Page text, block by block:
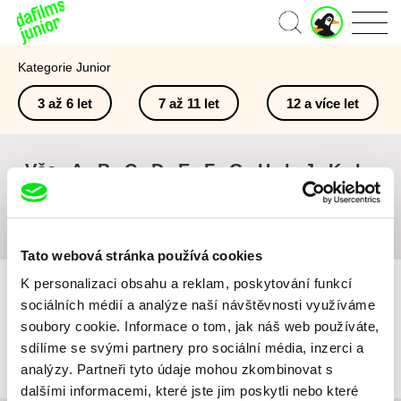
Tato webová stránka používá cookies
K personalizaci obsahu a reklam, poskytování funkcí
sociálních médií a analýze naší návštěvnosti využíváme
soubory cookie. Informace o tom, jak náš web používáte,
sdílíme se svými partnery pro sociální média, inzerci a
analýzy. Partneři tyto údaje mohou zkombinovat s
dalšími informacemi, které jste jim poskytli nebo které
Domů
J
u
o
r
ú
Kategorie Junior
3 až 6 let 7 až 11 let 12 a více let
Vše A B C D E F G H I J K
L
M
W X
Y
Z
#
Pro vybraná kritéria nebyl v katalogu nalezen žádný film.